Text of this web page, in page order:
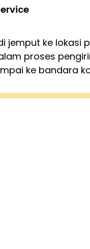
jemput ke lokasi
proses
ke bandara